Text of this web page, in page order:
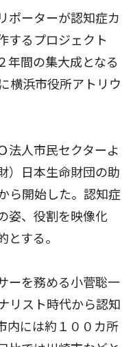
ポーターが認知症カ
するプロジェクト
年間の集大成となる
横浜市役所アトリウ
法人市民セクターよ
）日本生命財団の助
ら開始した。認知症
姿、役割を映像化
とする。
ーを務める小菅聡一
リスト時代から認知
内には約１００カ所